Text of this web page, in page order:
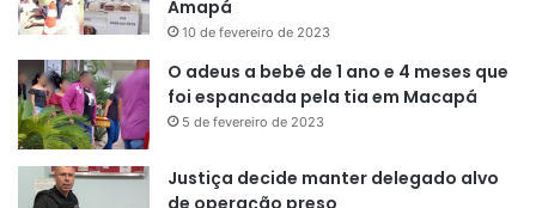
Amapá
10 de fevereiro de 2023
O adeus a bebê de 1 ano e 4 meses que
foi espancada pela tia em Macapá
5 de fevereiro de 2023
Justiça decide manter delegado alvo